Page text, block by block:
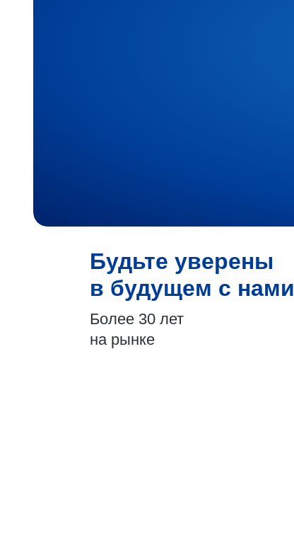
Будьте уверены
в будущем с нами
Более 30 лет
на рынке